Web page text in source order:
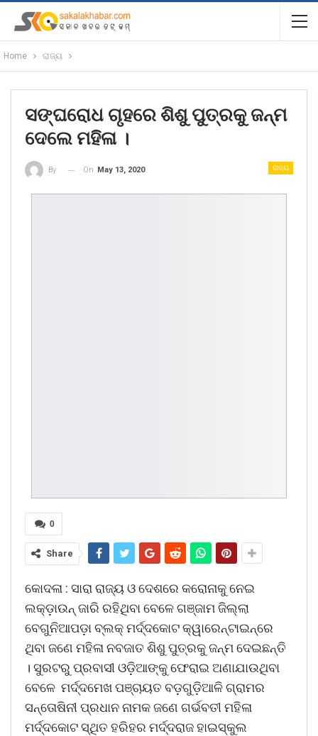
Home ରାଜ୍ୟ
ସଙ୍ଘରୋଧ ଗୃହରେ ଶିଶୁ ପୁତ୍ରକୁ ଜନ୍ମ
ଦେଲେ ମହିଳା ।
ରାଜ୍ୟ
By On May 13, 2020
0
Share
କୋଦଳା : ସାରା ରାଜ୍ୟ ଓ ଦେଶରେ କରୋନାକୁ ନେଇ
ଲକ୍ଡ଼ାଉନ୍ ଜାରି ରହିଥିବା ବେଳେ ଗଞ୍ଜାମ ଜିଲ୍ଲା
ବେଗୁନିଆପଡ଼ା ବ୍ଲକ୍ ମର୍ଦ୍ଦକୋଟ କ୍ୱାରେନ୍ଟାଇନ୍ରେ
ଥିବା ଜଣେ ମହିଳା ନବଜାତ ଶିଶୁ ପୁତ୍ରକୁ ଜନ୍ମ ଦେଇଛନ୍ତି
। ସୁରଟରୁ ପ୍ରବାସୀ ଓଡ଼ିଆଙ୍କୁ ଫେରାଇ ଅଣାଯାଉଥିବା
ବେଳେ ମର୍ଦ୍ଦମେଖ ପଞ୍ଚାୟତ ବଡ଼ଗୁଡ଼ିଆଳି ଗ୍ରାମର
ସନ୍ତୋଷିନୀ ପ୍ରଧାନ ନାମକ ଜଣେ ଗର୍ଭବତୀ ମହିଳା
ମର୍ଦ୍ଦକୋଟ ସ୍ଥିତ ହରିହର ମର୍ଦ୍ଦରାଜ ହାଇସ୍କୁଲ